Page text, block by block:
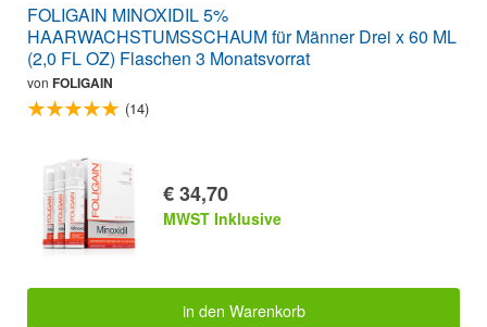
FOLIGAIN MINOXIDIL 5%
HAARWACHSTUMSSCHAUM für Männer Drei x 60 ML
(2,0 FL OZ) Flaschen 3 Monatsvorrat
von FOLIGAIN
(14)
€ 34,70
MWST Inklusive
in den Warenkorb